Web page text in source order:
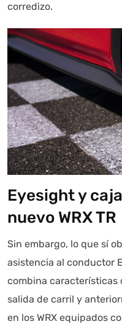
corredizo.
Eyesight y
nuevo WRX TR
Sin embargo, lo que sí
asistencia al conductor
combina características
salida de carril y
en los WRX equipados